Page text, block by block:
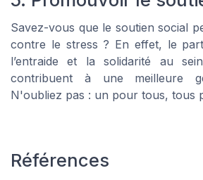
Savez-vous que le soutien social
contre le stress ? En effet, le
l’entraide et la solidarité au
contribuent à une meilleure
N'oubliez pas : un pour tous, tous
Références